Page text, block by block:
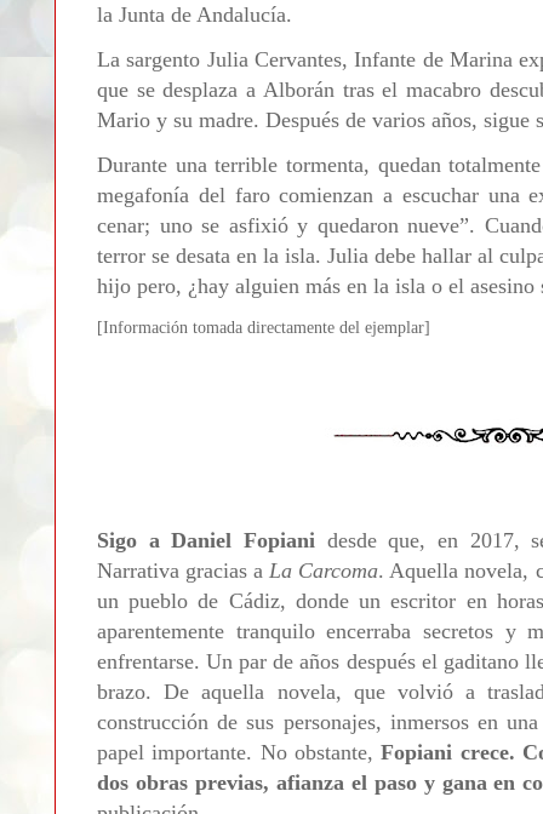
la Junta de Andalucía.
La sargento Julia Cervantes, Infante de Marina
que se desplaza a Alborán tras el macabro
Mario y su madre. Después de varios años, sigue
Durante una terrible tormenta, quedan
megafonía del faro comienzan a escuchar una
cenar; uno se asfixió y quedaron nueve”.
terror se desata en la isla. Julia debe hallar al
hijo pero, ¿hay alguien más en la isla o el asesino
[Información tomada directamente del ejemplar]
Sigo a Daniel Fopiani desde que, en 2017,
Narrativa gracias a La Carcoma. Aquella novela,
un pueblo de Cádiz, donde un escritor en
aparentemente tranquilo encerraba secretos
enfrentarse. Un par de años después el gaditano
brazo. De aquella novela, que volvió a
construcción de sus personajes, inmersos en
papel importante. No obstante,Fopiani crece.
dos obras previas, afianza el paso y gana en